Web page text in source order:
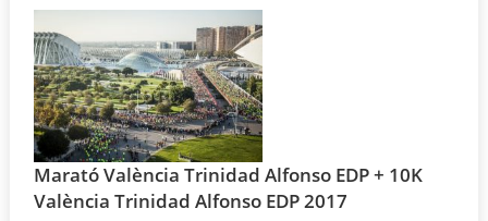
Marató València Trinidad Alfonso EDP + 10K
València Trinidad Alfonso EDP 2017